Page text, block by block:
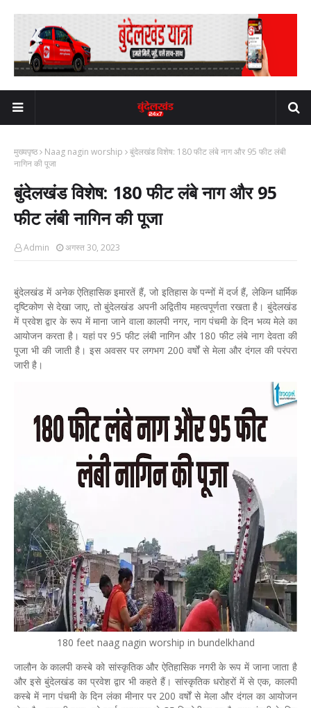
मुख्यपृष्ठ Naag nagin worship
बुंदेलखंड विशेष: 180 फीट लंबे नाग और 95 फीट लंबी
नागिन की पूजा
बुंदेलखंड विशेष: 180 फीट लंबे नाग और 95
फीट लंबी नागिन की पूजा
Admin अगस्त 30, 2023
बुंदेलखंड में अनेक ऐतिहासिक इमारतें हैं, जो इतिहास के पन्नों में दर्ज हैं, लेकिन धार्मिक
दृष्टिकोण से देखा जाए, तो बुंदेलखंड अपनी अद्वितीय महत्वपूर्णता रखता है। बुंदेलखंड
में प्रवेश द्वार के रूप में माना जाने वाला कालपी नगर, नाग पंचमी के दिन भव्य मेले का
आयोजन करता है। यहां पर 95 फीट लंबी नागिन और 180 फीट लंबे नाग देवता की
पूजा भी की जाती है। इस अवसर पर लगभग 200 वर्षों से मेला और दंगल की परंपरा
जारी है।
180 feet naag nagin worship in bundelkhand
जालौन के कालपी कस्बे को सांस्कृतिक और ऐतिहासिक नगरी के रूप में जाना जाता है
और इसे बुंदेलखंड का प्रवेश द्वार भी कहते हैं। सांस्कृतिक धरोहरों में से एक, कालपी
कस्बे में नाग पंचमी के दिन लंका मीनार पर 200 वर्षों से मेला और दंगल का आयोजन